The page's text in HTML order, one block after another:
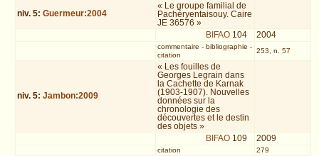
niv. 5:Guermeur:2004
« Le groupe familial de
Pachéryentaisouy. Caire
JE 36576 »
BIFAO 104 2004
commentaire - bibliographie -
citation
253, n. 57
niv. 5:Jambon:2009
« Les fouilles de
Georges Legrain dans
la Cachette de Karnak
(1903-1907). Nouvelles
données sur la
chronologie des
découvertes et le destin
des objets »
BIFAO 109 2009
citation 279